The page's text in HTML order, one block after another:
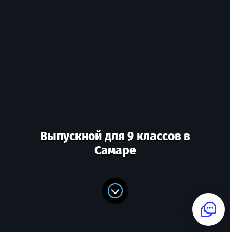
Выпускной для 9 классов в
Самаре